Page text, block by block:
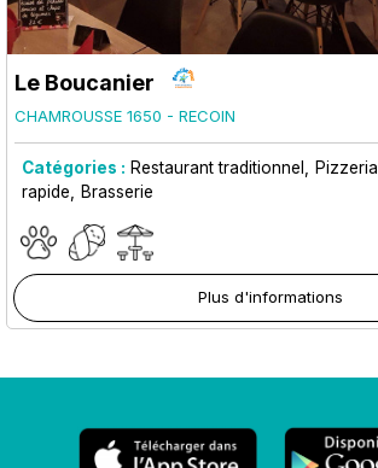
Le Boucanier
CHAMROUSSE 1650 - RECOIN
Catégories : Restaurant traditionnel Pizzeria
rapide
Brasserie
Plus d'informations